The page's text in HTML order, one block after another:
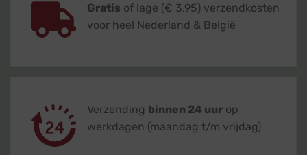
Gratis of lage (€ 3,95) verzendkosten
voor heel Nederland & België
Verzending binnen 24 uur op
werkdagen (maandag t/m vrijdag)